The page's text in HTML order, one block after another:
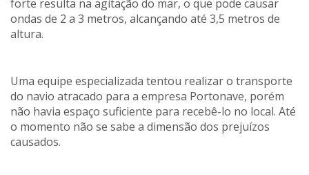
forte resulta na agitação do mar, o que pode causar
ondas de 2 a 3 metros, alcançando até 3,5 metros de
altura.
Uma equipe especializada tentou realizar o transporte
do navio atracado para a empresa Portonave, porém
não havia espaço suficiente para recebê-lo no local. Até
o momento não se sabe a dimensão dos prejuízos
causados.